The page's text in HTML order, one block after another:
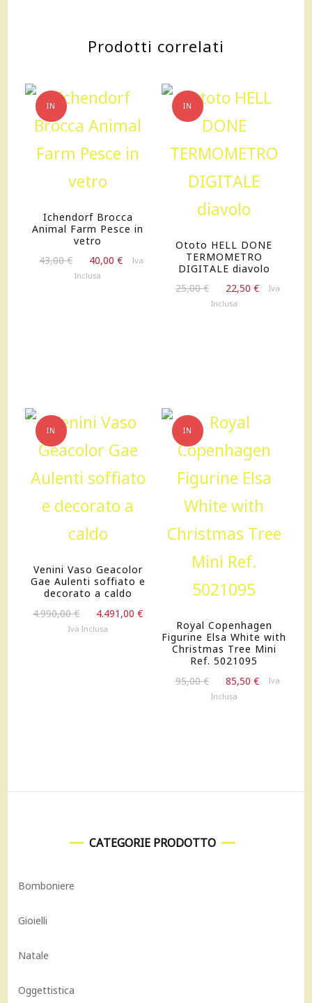
alluminio
20cm
quantità
Prodotti correlati
IN
OFFERTA!
Ichendorf Brocca
Animal Farm Pesce in
vetro
43,00€
prezzo
40,00€
IlIva
Inclusa
IN
OFFERTA!
Ototo HELL DONE
TERMOMETRO
DIGITALE diavolo
25,00€
prezzo
22,50 €
IlIva
Inclusa
IN
OFFERTA!
Venini Vaso Geacolor
Gae Aulenti soffiato e
decorato a caldo
4.990,00€
prezzo
4.491,00€
prezzo
attuale
Iva Inclusa
IN
OFFERTA!
Royal Copenhagen
Figurine Elsa White with
Christmas Tree Mini
Ref. 5021095
95,00€
prezzo
85,50 €
IlIva
Inclusa
CATEGORIE PRODOTTO
Bomboniere
Gioielli
Natale
Oggettistica